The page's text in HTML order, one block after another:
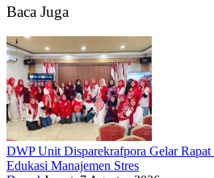
Baca Juga
DWP Unit Disparekrafpora Gelar
Edukasi Manajemen Stres